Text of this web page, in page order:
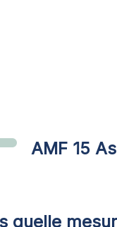
AMF 15
quelle